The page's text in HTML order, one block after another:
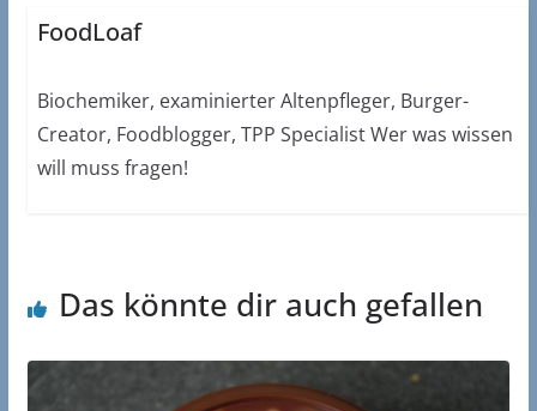
FoodLoaf
Biochemiker, examinierter Altenpfleger, Burger-
Creator, Foodblogger, TPP Specialist Wer was wissen
will muss fragen!
Das könnte dir auch gefallen